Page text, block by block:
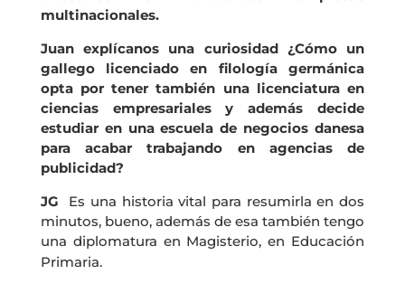
multinacionales.
Juan explícanos una curiosidad ¿Cómo un
gallego licenciado en filología germánica
opta por tener también una licenciatura en
ciencias empresariales y además decide
estudiar en una escuela de negocios danesa
para acabar trabajando en agencias de
publicidad?
JG Es una historia vital para resumirla en dos
minutos, bueno, además de esa también tengo
una diplomatura en Magisterio, en Educación
Primaria.